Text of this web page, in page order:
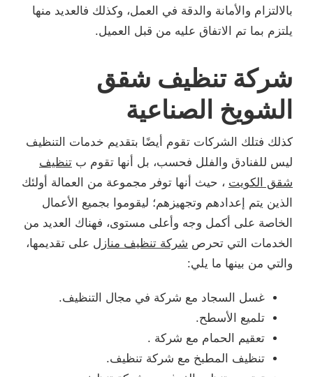
بالالتزام والأمانة والدقة في العمل، وكذلك فالعديد منها
يلتزم بما تم الاتفاق عليه من قبل العميل.
شركة تنظيف شقق
الشويخ الصناعية
كذلك فتلك الشركات تقوم أيضًا بتقديم خدمات التنظيف
ليس للفنادق والفلل فحسب، بل أنها تقوم ب تنظيف
شقق الكويت ، حيث أنها توفر مجموعة من العمالة أولئك
الذين يتم إعدادهم وتجهيزهم؛ ليقوموا بجميع الأعمال
الخاصة على أكمل وجه وأعلى مستوى، فهناك العديد من
الخدمات التي تحرص شركة تنظيف منازل على تقديمها،
والتي من بينها ما يلي:
غسل السجاد مع شركة في مجال التنظيف.
تلميع الأسطح.
تعقيم الحمام مع شركة .
تنظيف المطبخ مع شركة تنظيف.